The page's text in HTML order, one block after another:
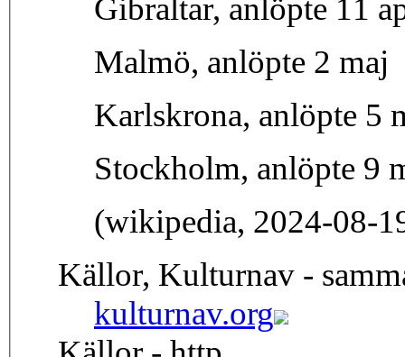
Gibraltar, anlöpte 11
Malmö, anlöpte 2 maj
Karlskrona, anlöpte 5
Stockholm, anlöpte 9
(wikipedia, 2024-08-
Källor, Kulturnav -
kulturnav.org